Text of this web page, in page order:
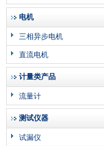
电机
三相异步电机
直流电机
计量类产品
流量计
测试仪器
试漏仪